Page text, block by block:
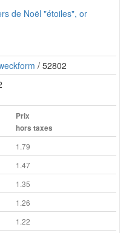
de Noël "étoiles", or
/ 52802
Prix
hors taxes
1.79
1.47
1.35
1.26
1.22